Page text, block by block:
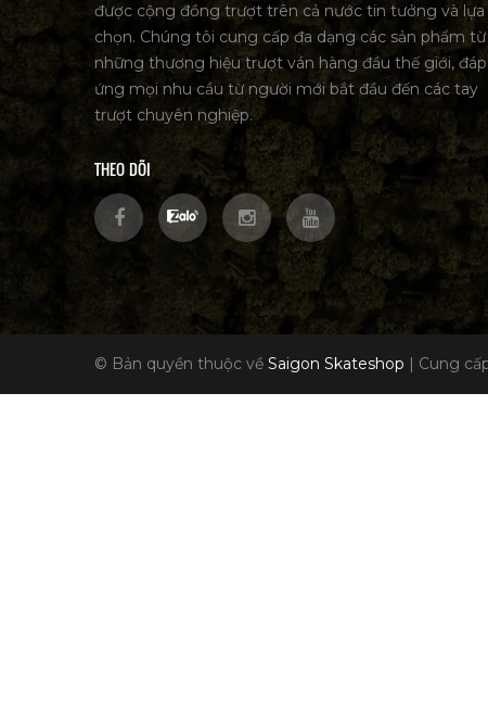
được cộng đồng trượt trên cả nước tin tưởng và lựa
chọn. Chúng tôi cung cấp đa dạng các sản phẩm từ
những thương hiệu trượt ván hàng đầu thế giới, đáp
ứng mọi nhu cầu từ người mới bắt đầu đến các tay
trượt chuyên nghiệp.
THEO DÕI
© Bản quyền thuộc về Saigon Skateshop | Cung